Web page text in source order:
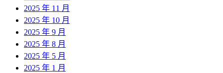
2025 年 11 月
2025 年 10 月
2025 年 9 月
2025 年 8 月
2025 年 5 月
2025 年 1 月